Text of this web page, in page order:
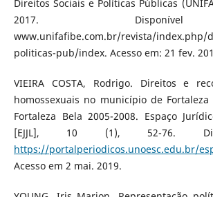
Direitos Sociais e Políticas Públicas
2017.
www.unifafibe.com.br/revista/index.php/
politicas-pub/index. Acesso em: 21 fev.
VIEIRA COSTA, Rodrigo. Direitos e
homossexuais no município de
Fortaleza Bela 2005-2008. Espaço
[EJJL], 10 (1), 52-76.
https://portalperiodicos.unoesc.edu.br/
Acesso em 2 mai. 2019.